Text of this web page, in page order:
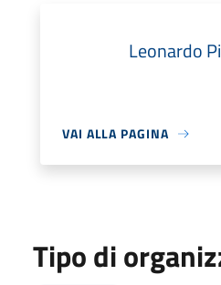
Leonardo
VAI ALLA PAGINA
Tipo di